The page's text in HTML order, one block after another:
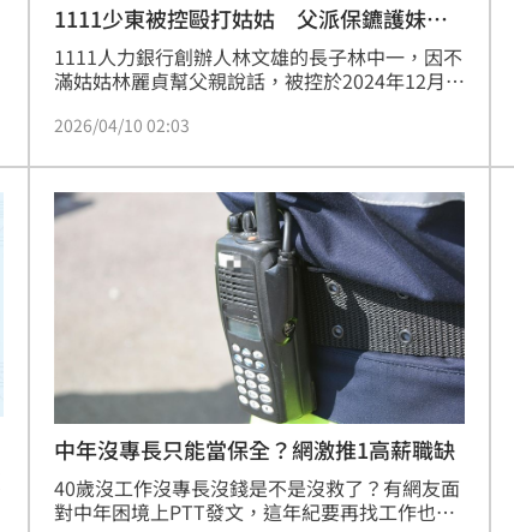
1111少東被控毆打姑姑 父派保鑣護妹出
庭
1111人力銀行創辦人林文雄的長子林中一，因不
滿姑姑林麗貞幫父親說話，被控於2024年12月間
院日前開庭，林麗貞出庭時，身邊跟著一名保
2026/04/10 02:03
中年沒專長只能當保全？網激推1高薪職缺
40歲沒工作沒專長沒錢是不是沒救了？有網友面
對中年困境上PTT發文，這年紀要再找工作也很